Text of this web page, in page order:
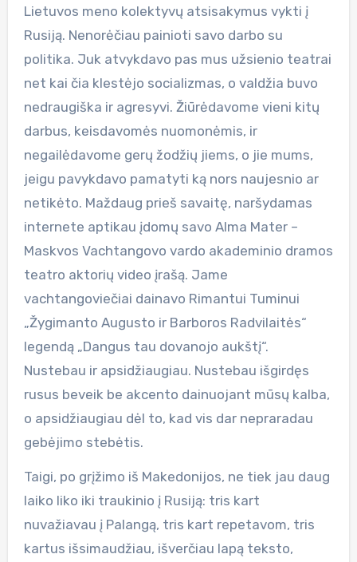
Lietuvos meno kolektyvų atsisakymus vykti į
Rusiją. Nenorėčiau painioti savo darbo su
politika. Juk atvykdavo pas mus užsienio teatrai
net kai čia klestėjo socializmas, o valdžia buvo
nedraugiška ir agresyvi. Žiūrėdavome vieni kitų
darbus, keisdavomės nuomonėmis, ir
negailėdavome gerų žodžių jiems, o jie mums,
jeigu pavykdavo pamatyti ką nors naujesnio ar
netikėto. Maždaug prieš savaitę, naršydamas
internete aptikau įdomų savo Alma Mater –
Maskvos Vachtangovo vardo akademinio dramos
teatro aktorių video įrašą. Jame
vachtangoviečiai dainavo Rimantui Tuminui
„Žygimanto Augusto ir Barboros Radvilaitės“
legendą „Dangus tau dovanojo aukštį“.
Nustebau ir apsidžiaugiau. Nustebau išgirdęs
rusus beveik be akcento dainuojant mūsų kalba,
o apsidžiaugiau dėl to, kad vis dar nepraradau
gebėjimo stebėtis.
Taigi, po grįžimo iš Makedonijos, ne tiek jau daug
laiko liko iki traukinio į Rusiją: tris kart
nuvažiavau į Palangą, tris kart repetavom, tris
kartus išsimaudžiau, išverčiau lapą teksto,